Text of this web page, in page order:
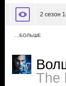
2 сезон
…БОЛЬШЕ
The